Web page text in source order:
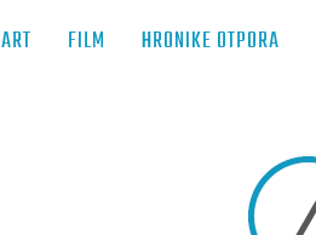
ART FILM HRONIKE OTPORA